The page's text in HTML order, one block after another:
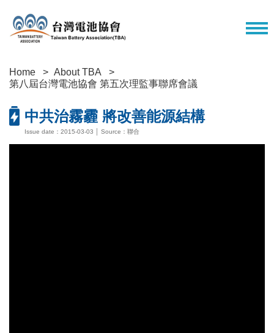
Home
About TBA
第八屆台灣電池協會 第五次理監事聯席會議
中共治霧霾 將改善能源結構
Issue date：2015-03-03 │ Source：聯合